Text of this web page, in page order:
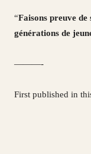
“Faisons preuve de
générations de
———-
First published in